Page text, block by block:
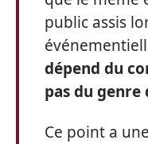
public assis
dépend du
pas du genre
Ce point a